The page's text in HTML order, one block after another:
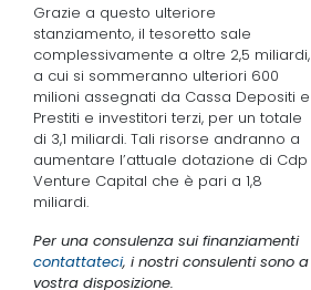
Grazie a questo ulteriore
stanziamento, il tesoretto sale
complessivamente a oltre 2,5 miliardi,
a cui si sommeranno ulteriori 600
milioni assegnati da Cassa Depositi e
Prestiti e investitori terzi, per un totale
di 3,1 miliardi. Tali risorse andranno a
aumentare l’attuale dotazione di Cdp
Venture Capital che è pari a 1,8
miliardi.
Per una consulenza sui finanziamenti
contattateci, i nostri consulenti sono a
vostra disposizione.